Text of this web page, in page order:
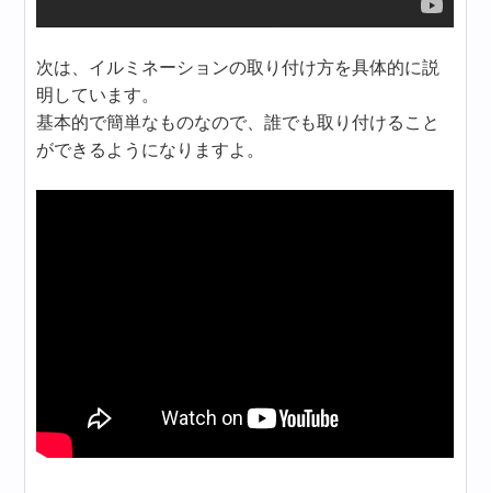
次は、イルミネーションの取り付け方を具体的に説
明しています。
基本的で簡単なものなので、誰でも取り付けること
ができるようになりますよ。